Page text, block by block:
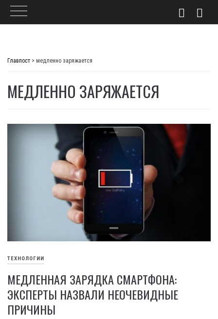
Главпост > медленно заряжается
МЕДЛЕННО ЗАРЯЖАЕТСЯ
ТЕХНОЛОГИИ
МЕДЛЕННАЯ ЗАРЯДКА СМАРТФОНА:
ЭКСПЕРТЫ НАЗВАЛИ НЕОЧЕВИДНЫЕ
ПРИЧИНЫ